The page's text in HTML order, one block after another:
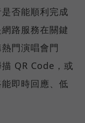
否能順利完成
路服務在關鍵
門演唱會門
QR Code，或
即時回應、低